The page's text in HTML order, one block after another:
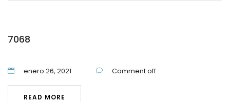
7068
enero 26, 2021 Comment off
READ MORE